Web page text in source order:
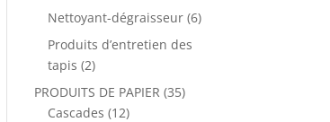
Nettoyant-dégraisseur (6)
Produits d’entretien des
tapis (2)
PRODUITS DE PAPIER (35)
Cascades (12)